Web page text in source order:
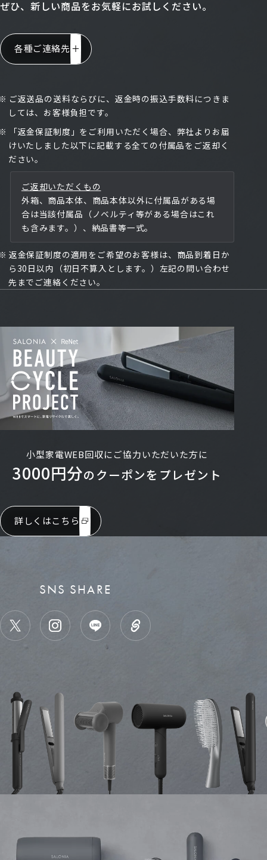
各種ご連絡先
ぜひ、新しい商品をお気軽にお試しください。
ご返送品の送料ならびに、返金時の振込手数料につきま
しては、お客様負担です。
「返金保証制度」をご利用いただく場合、弊社よりお届
けいたしました以下に記載する全ての付属品をご返却く
ださい。
ご返却いただくもの
外箱、商品本体、商品本体以外に付属品がある場
合は当該付属品（ノベルティ等がある場合はこれ
も含みます。）、納品書等一式。
返金保証制度の適用をご希望のお客様は、商品到着日か
ら30日以内（初日不算入とします。）左記の問い合わせ
先までご連絡ください。
小型家電WEB回収にご協力いただいた方に
3000円分のクーポンをプレゼント
詳しくはこちら
SNS SHARE